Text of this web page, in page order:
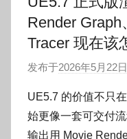
Render
Tracer 现在该
发布于2026年5月22日
UE5.7 的价值不只
始更像一套可交付
输出用 Movie